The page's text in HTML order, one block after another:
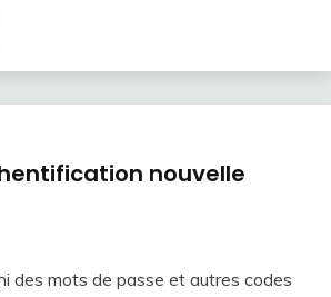
nouvelle
des mots de passe et autres codes